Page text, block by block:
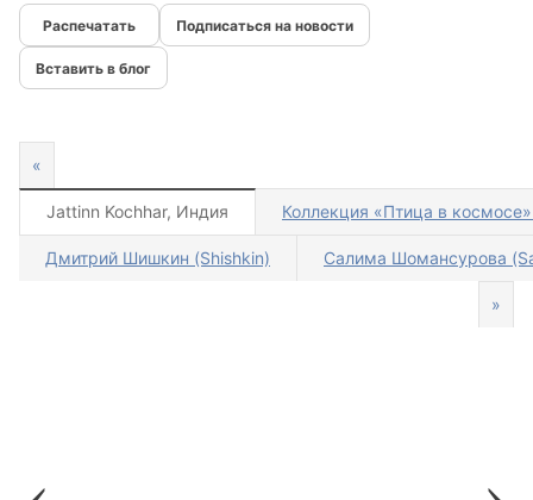
Подписаться на новости
Вставить в блог
«
Jattinn Kochhar, Индия Коллекция «Птица в
Дмитрий Шишкин (Shishkin) Салима Шомансурова
»